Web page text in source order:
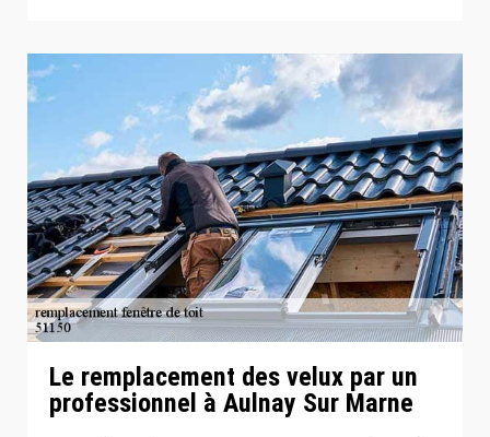
Le remplacement des velux par un
professionnel à Aulnay Sur Marne